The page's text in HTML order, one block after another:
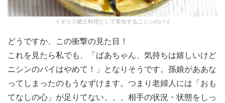
イギリス郷土料理として実在するニシンのパイ
どうですか、この衝撃の見た目！
これを見たら私でも、「ばあちゃん、気持ちは嬉しいけど
ニシンのパイはやめて！」となりそうです。孫娘がああな
ってしまったのもうなずけます。つまり老婦人には「おも
てなしの心」が足りてない、、、相手の状況・状態をしっ